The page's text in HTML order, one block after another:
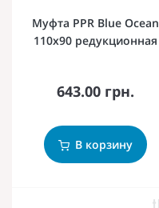
Муфта PPR Blue Ocean
110х90 редукционная
643.00 грн.
В корзину